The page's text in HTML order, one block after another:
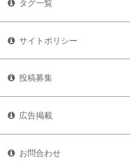
タグ一覧
サイトポリシー
投稿募集
広告掲載
お問合わせ